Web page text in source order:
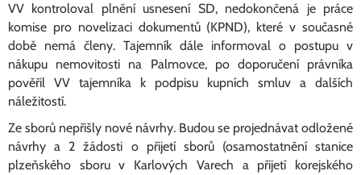
VV kontroloval plnění usnesení SD, nedokončená je práce
komise pro novelizaci dokumentů (KPND), které v současné
době nemá členy. Tajemník dále informoval o postupu v
nákupu nemovitosti na Palmovce, po doporučení právníka
pověřil VV tajemníka k podpisu kupních smluv a dalších
náležitostí.
Ze sborů nepřišly nové návrhy. Budou se projednávat odložené
návrhy a 2 žádosti o přijetí sborů (osamostatnění stanice
plzeňského sboru v Karlových Varech a přijetí korejského